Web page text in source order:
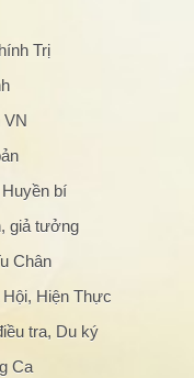
Trị
VN
bí
giả tưởng
Chân
Hiện Thực
tra, Du ký
Ca